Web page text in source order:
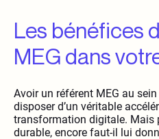
Les bénéfices
MEG dans
Avoir un référent MEG au sein
disposer d’un véritable
transformation digitale. Mais
durable, encore faut-il lui